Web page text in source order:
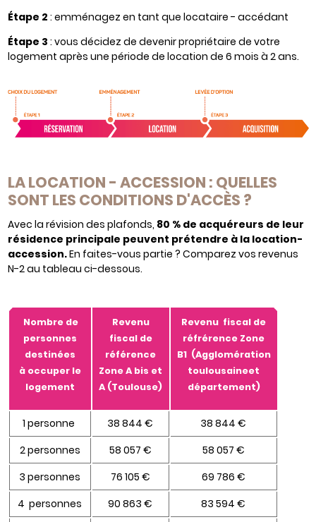
Étape 2 : emménagez en tant que locataire - accédant
Étape 3 : vous décidez de devenir propriétaire de votre
logement après une période de location de 6 mois à 2 ans.
LA LOCATION - ACCESSION : QUELLES
SONT LES CONDITIONS D'ACCÈS ?
Avec la révision des plafonds, 80 % de acquéreurs de leur
résidence principale peuvent prétendre à la location-
accession.En faites-vous partie ? Comparez vos revenus
N-2 au tableau ci-dessous.
Nombre de
personnes
destinées
à occuper le
logement
Revenu
fiscal de
référence
Zone A bis et
A (Toulouse)
Revenu fiscal de
réfrérence Zone
B1 (Agglomération
toulousaineet
département)
1 personne 38 844 €
38 844 €
2 personnes
58 057 €
58 057 €
3 personnes
76 105 €
69 786 €
4 personnes
90 863 €
83 594 €